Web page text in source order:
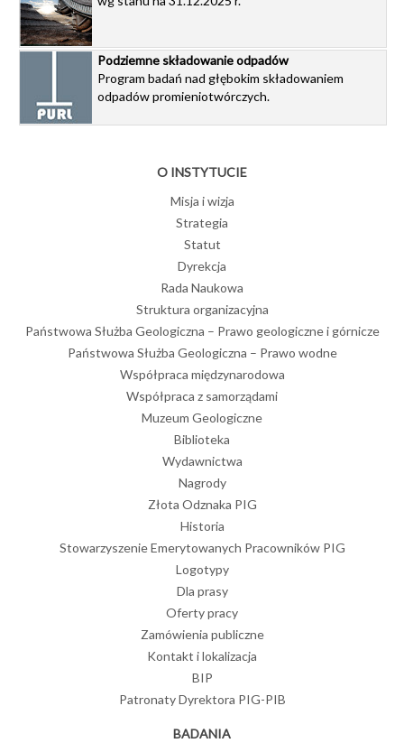
Podziemne składowanie odpadów
Program badań nad głębokim składowaniem
odpadów promieniotwórczych.
O INSTYTUCIE
Misja i wizja
Strategia
Statut
Dyrekcja
Rada Naukowa
Struktura organizacyjna
Państwowa Służba Geologiczna – Prawo geologiczne i górnicze
Państwowa Służba Geologiczna – Prawo wodne
Współpraca międzynarodowa
Współpraca z samorządami
Muzeum Geologiczne
Biblioteka
Wydawnictwa
Nagrody
Złota Odznaka PIG
Historia
Stowarzyszenie Emerytowanych Pracowników PIG
Logotypy
Dla prasy
Oferty pracy
Zamówienia publiczne
Kontakt i lokalizacja
BIP
Patronaty Dyrektora PIG-PIB
BADANIA